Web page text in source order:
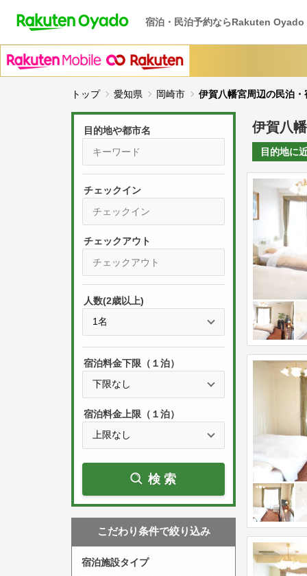
宿泊・民泊予約ならRakuten Oyado
トップ 愛知県 岡崎市 伊賀八幡宮周辺の民泊
目的地や都市名
チェックイン
r
s
s
e
w
a
r
w
e
P
r
s
t
e
w
a
r
w
人数(2歳以上)
宿泊料金下限（１泊）
宿泊料金上限（１泊）
検索
こだわり条件で絞り込み
宿泊施設タイプ
伊賀八
目的地に